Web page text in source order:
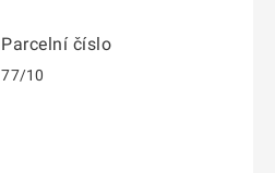
Parcelní číslo
77/10